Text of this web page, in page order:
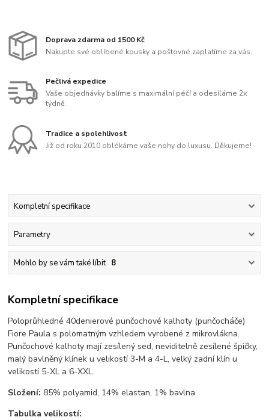
Doprava zdarma od 1500 Kč
Nakupte své oblíbené kousky a poštovné zaplatíme za vás.
Pečlivá expedice
Vaše objednávky balíme s maximální péčí a odesíláme 2x
týdně.
Tradice a spolehlivost
Již od roku 2010 oblékáme vaše nohy do luxusu. Děkujeme!
Kompletní specifikace
Parametry
Mohlo by se vám také líbit 8
Kompletní specifikace
Poloprůhledné 40denierové punčochové kalhoty (punčocháče)
Fiore Paula s polomatným vzhledem vyrobené z mikrovlákna.
Punčochové kalhoty mají zesílený sed, neviditelně zesílené špičky,
malý bavlněný klínek u velikostí 3-M a 4-L, velký zadní klín u
velikostí 5-XL a 6-XXL.
Složení: 85% polyamid, 14% elastan, 1% bavlna
Tabulka velikostí: